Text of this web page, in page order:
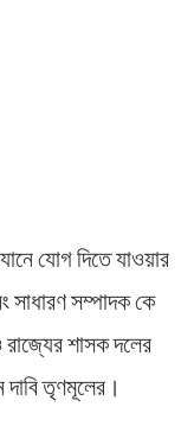
যোগ দিতে যাওয়ার
সম্পাদক কে
শাসক দলের
তৃণমূলের।